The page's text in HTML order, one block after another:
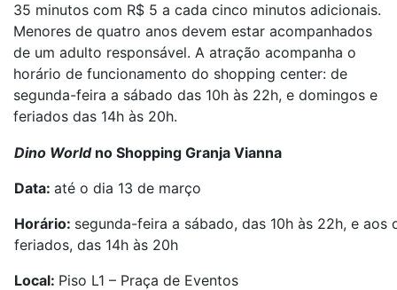
35 minutos com R$ 5 a cada cinco minutos adicionais.
Menores de quatro anos devem estar acompanhados
de um adulto responsável. A atração acompanha o
horário de funcionamento do shopping center: de
segunda-feira a sábado das 10h às 22h, e domingos e
feriados das 14h às 20h.
Dino World no Shopping Granja Vianna
Data: até o dia 13 de março
Horário: segunda-feira a sábado, das 10h às 22h, e aos
feriados, das 14h às 20h
Local: Piso L1 – Praça de Eventos